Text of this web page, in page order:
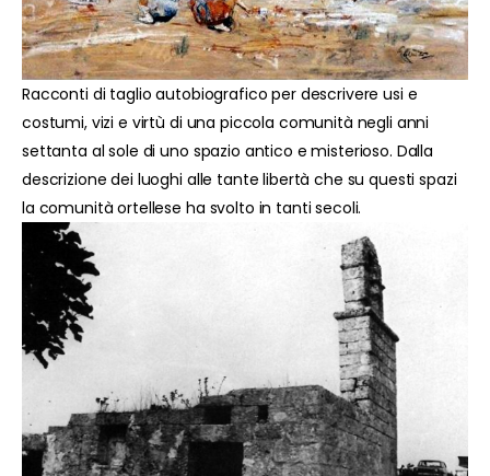
Racconti di taglio autobiografico per descrivere usi e
costumi, vizi e virtù di una piccola comunità negli anni
settanta al sole di uno spazio antico e misterioso. Dalla
descrizione dei luoghi alle tante libertà che su questi spazi
la comunità ortellese ha svolto in tanti secoli.